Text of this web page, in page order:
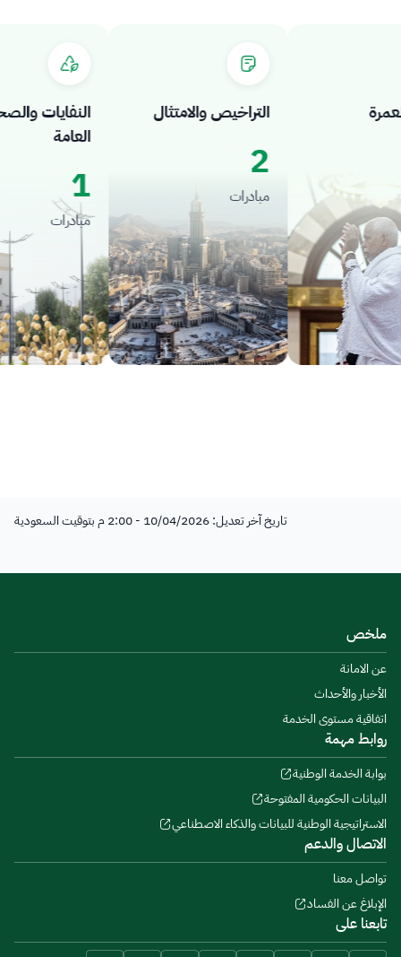
النفايات والصحة
العامة
1
مبادرات
التراخيص والامتثال
2
مبادرات
تاريخ آخر تعديل: 10/04/2026 - 2:00 م بتوقيت السعودية
ملخص
عن الامانة
الأخبار والأحداث
اتفاقية مستوى الخدمة
روابط مهمة
بوابة الخدمة الوطنية
البيانات الحكومية المفتوحة
الاستراتيجية الوطنية للبيانات والذكاء الاصطناعي
الاتصال والدعم
تواصل معنا
الإبلاغ عن الفساد
تابعنا على